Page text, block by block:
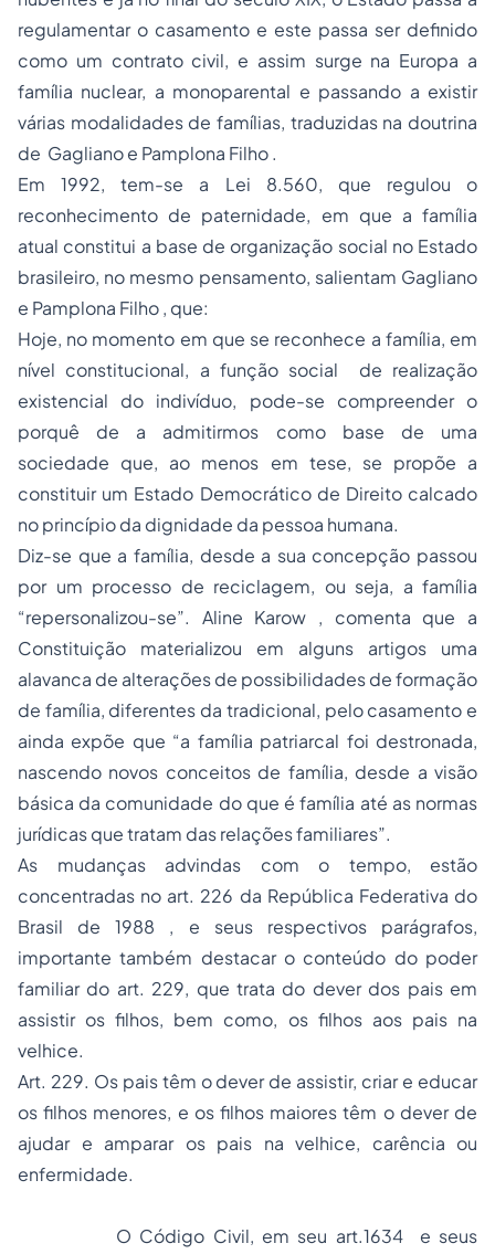
regulamentar o casamento e este passa ser definido
como um contrato civil, e assim surge na Europa a
família nuclear, a monoparental e passando a existir
várias modalidades de famílias, traduzidas na doutrina
de Gagliano e Pamplona Filho .
Em 1992, tem-se a Lei 8.560, que regulou o
reconhecimento de paternidade, em que a família
atual constitui a base de organização social no Estado
brasileiro, no mesmo pensamento, salientam Gagliano
e Pamplona Filho , que:
Hoje, no momento em que se reconhece a família, em
nível constitucional, a função social de realização
existencial do indivíduo, pode-se compreender o
porquê de a admitirmos como base de uma
sociedade que, ao menos em tese, se propõe a
constituir um Estado Democrático de Direito calcado
no princípio da dignidade da pessoa humana.
Diz-se que a família, desde a sua concepção passou
por um processo de reciclagem, ou seja, a família
“repersonalizou-se”. Aline Karow , comenta que a
Constituição materializou em alguns artigos uma
alavanca de alterações de possibilidades de formação
de família, diferentes da tradicional, pelo casamento e
ainda expõe que “a família patriarcal foi destronada,
nascendo novos conceitos de família, desde a visão
básica da comunidade do que é família até as normas
jurídicas que tratam das relações familiares”.
As mudanças advindas com o tempo, estão
concentradas no art. 226 da República Federativa do
Brasil de 1988 , e seus respectivos parágrafos,
importante também destacar o conteúdo do poder
familiar do art. 229, que trata do dever dos pais em
assistir os filhos, bem como, os filhos aos pais na
velhice.
Art. 229. Os pais têm o dever de assistir, criar e educar
os filhos menores, e os filhos maiores têm o dever de
ajudar e amparar os pais na velhice, carência ou
enfermidade.
O Código Civil, em seu art.1634 e seus